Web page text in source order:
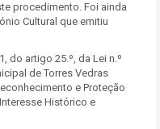
procedimento. Foi ainda
Cultural que emitiu
do artigo 25.º, da Lei n.º
de Torres Vedras
e Proteção
Histórico e